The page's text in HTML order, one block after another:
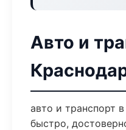
Авто и
авто и транспорт
быстро,